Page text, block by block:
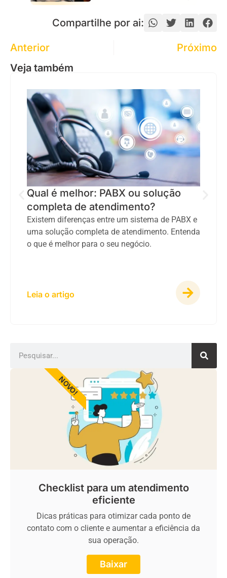
Compartilhe por ai:
Anterior
Próximo
Veja também
Qual é melhor: PABX ou solução
completa de atendimento?
Existem diferenças entre um sistema de PABX e
uma solução completa de atendimento. Entenda
o que é melhor para o seu negócio.
Leia o artigo
Checklist para um atendimento
eficiente
Dicas práticas para otimizar cada ponto de
contato com o cliente e aumentar a eficiência da
sua operação.
Baixar
NOVO!